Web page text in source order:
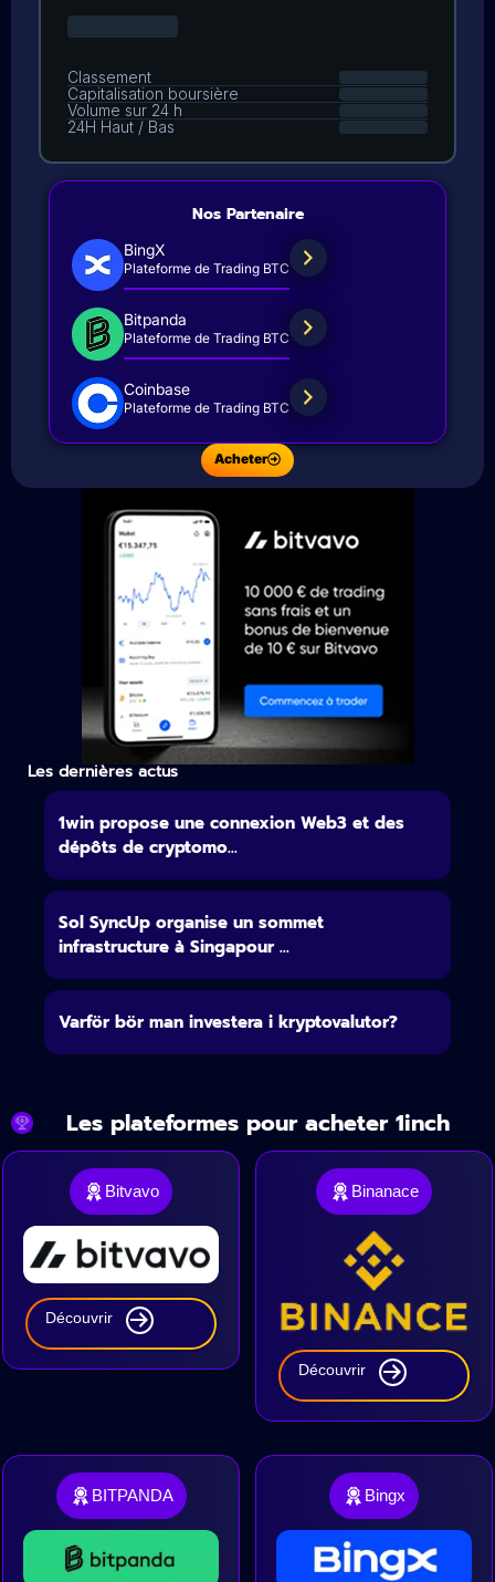
Nos Partenaire
BingX
Plateforme de Trading BTC
Bitpanda
Plateforme de Trading BTC
Coinbase
Plateforme de Trading BTC
Acheter
Les dernières actus
1win propose une connexion Web3 et des
dépôts de cryptomo...
Sol SyncUp organise un sommet
infrastructure à Singapour ...
Varför bör man investera i kryptovalutor?
Les plateformes pour acheter 1inch
Bitvavo
Découvrir
Binanace
Découvrir
BITPANDA Bingx